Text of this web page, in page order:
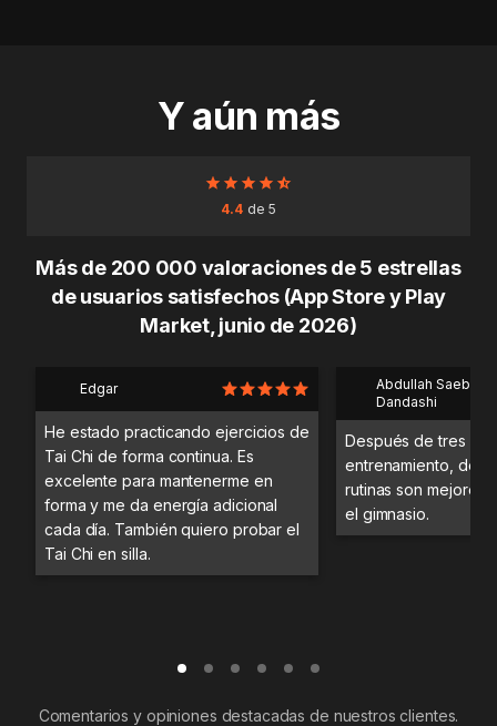
Y aún más
4.4 de 5
Más de 200 000 valoraciones de 5 estrellas
de usuarios satisfechos (App Store y Play
Market, junio de 2026)
Edgar
He estado practicando ejercicios de
Tai Chi de forma continua. Es
excelente para mantenerme en
forma y me da energía adicional
cada día. También quiero probar el
Tai Chi en silla.
Abdullah Saeb Al
Dandashi
Después de tres
entrenamiento,
rutinas son mejores
el gimnasio.
Comentarios y opiniones destacadas de nuestros clientes.